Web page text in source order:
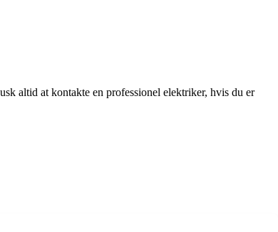
altid at kontakte en professionel elektriker, hvis du er